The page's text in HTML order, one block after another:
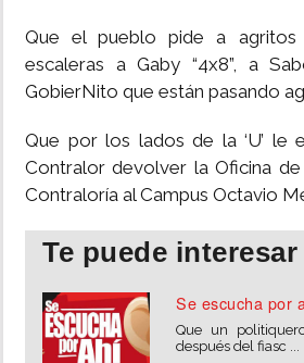
Que el pueblo pide a
escaleras a Gaby “4x8”, a
GobierNito que están pasando
Que por los lados de la ‘U’ le
Contralor devolver la Oficina
Contraloría al Campus Octavio
Te puede interesar
Se escucha por
Que un
después del fiasc ...